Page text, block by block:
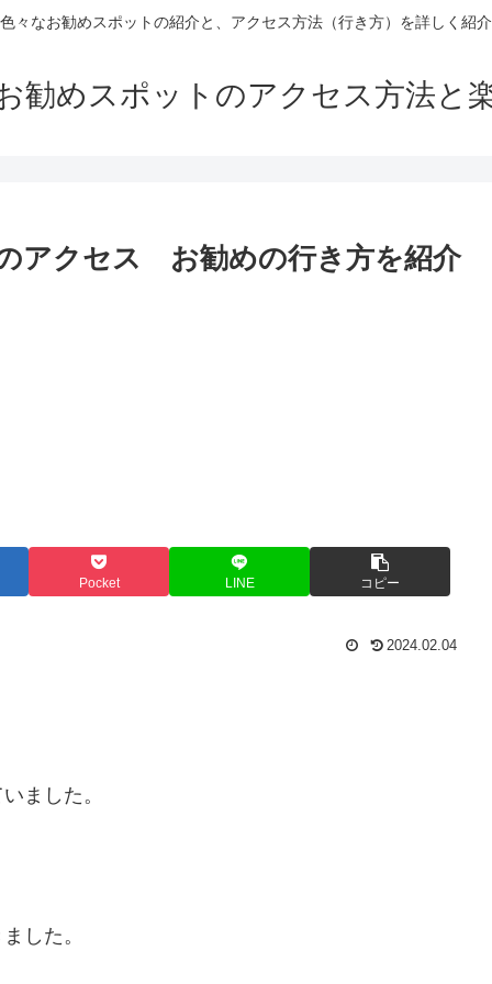
々なお勧めスポットの紹介と、アクセス方法（行き方）を詳しく紹
勧めスポットのアクセス方法と
アクセス お勧めの行き方を紹介
Pocket LINE コピー
2024.02.04
ました。
した。